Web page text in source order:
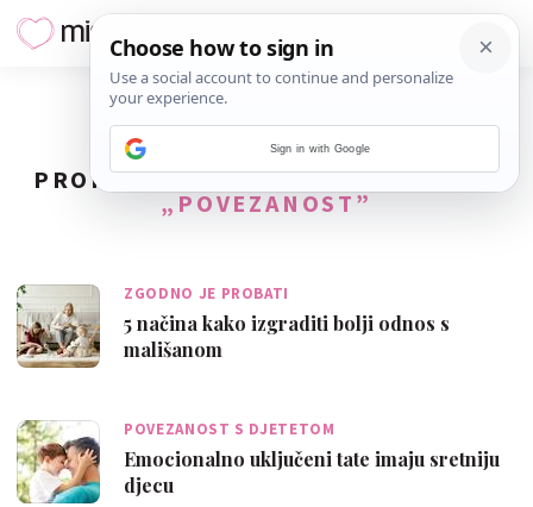
PRONAĐENO36REZULTATA ZA TAG
„POVEZANOST”
ZGODNO JE PROBATI
5 načina kako izgraditi bolji odnos s
mališanom
POVEZANOST S DJETETOM
Emocionalno uključeni tate imaju sretniju
djecu
Sign in with Google